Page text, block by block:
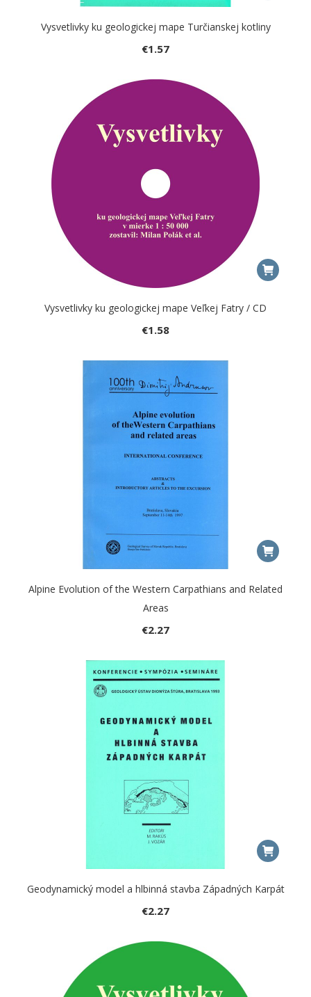
Vysvetlivky ku geologickej mape Turčianskej kotliny
€1.57
Vysvetlivky ku geologickej mape Veľkej Fatry / CD
€1.58
Alpine Evolution of the Western Carpathians and Related
Areas
€2.27
Geodynamický model a hlbinná stavba Západných Karpát
€2.27